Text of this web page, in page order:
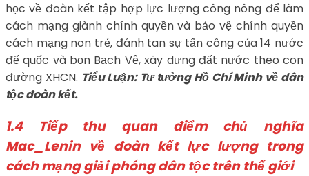
học về đoàn kết tập hợp lực lượng công nông để làm
cách mạng giành chính quyền và bảo vệ chính quyền
cách mạng non trẻ, đánh tan sự tấn công của 14 nước
đế quốc và bọn Bạch Vệ, xây dựng đất nước theo con
đường XHCN. Tiểu Luận: Tư tưởng Hồ Chí Minh về dân
tộc đoàn kết.
1.4 Tiếp thu quan điểm chủ nghĩa
Mac_Lenin về đoàn kết lực lượng trong
cách mạng giải phóng dân tộc trên thế giới